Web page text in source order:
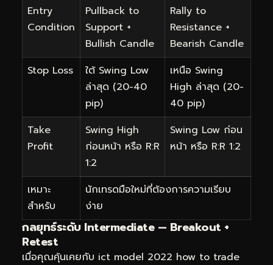
Entry
Condition
Pullback to
Support +
Bullish Candle
Rally to
Resistance +
Bearish Candle
Stop Loss
ใต้ Swing Low
ล่าสุด (20-40
pip)
เหนือ Swing
High ล่าสุด (20-
40 pip)
Take
Profit
Swing High
ก่อนหน้า หรือ R:R
1:2
Swing Low ก่อน
หน้า หรือ R:R 1:2
เหมาะ
สำหรับ
นักเทรดมือใหม่ที่ต้องการความเรียบ
ง่าย
กลยุทธ์ระดับ Intermediate — Breakout +
Retest
เมื่อคุณคุ้นเคยกับ ict model 2022 how to trade